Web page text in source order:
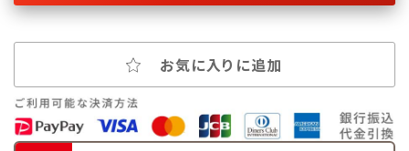
お気に入りに追加